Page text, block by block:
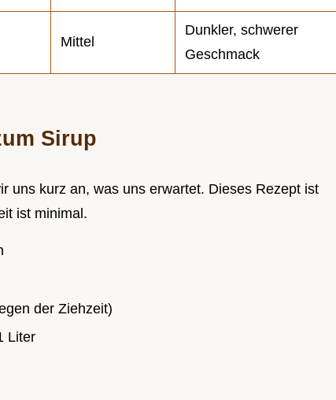
Mittel
Dunkler, schwerer
Geschmack
Sirup
uns kurz an, was uns erwartet. Dieses Rezept ist
ist minimal.
der Ziehzeit)
Liter